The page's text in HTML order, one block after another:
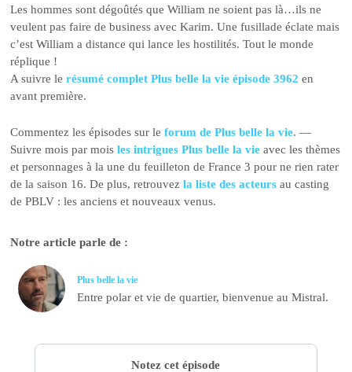
Les hommes sont dégoûtés que William ne soient pas là…ils ne
veulent pas faire de business avec Karim. Une fusillade éclate mais
c’est William a distance qui lance les hostilités. Tout le monde
réplique !
A suivre lerésumé complet Plus belle la vie épisode 3962 en
avant première.
Commentez les épisodes sur le forum de Plus belle la vie. —
Suivre mois par moisles intrigues Plus belle la vie avec les thèmes
et personnages à la une du feuilleton de France 3 pour ne rien rater
de la saison 16. De plus, retrouvezla liste des acteurs au casting
de PBLV : les anciens et nouveaux venus.
Notre article parle de :
Plus belle la vie
Entre polar et vie de quartier, bienvenue au Mistral.
Notez cet épisode